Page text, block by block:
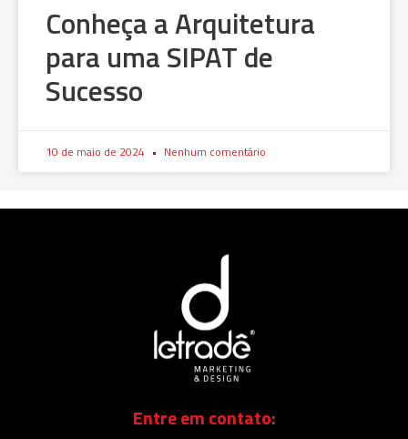
Conheça a Arquitetura
para uma SIPAT de
Sucesso
10 de maio de 2024 Nenhum comentário
Entre em contato: